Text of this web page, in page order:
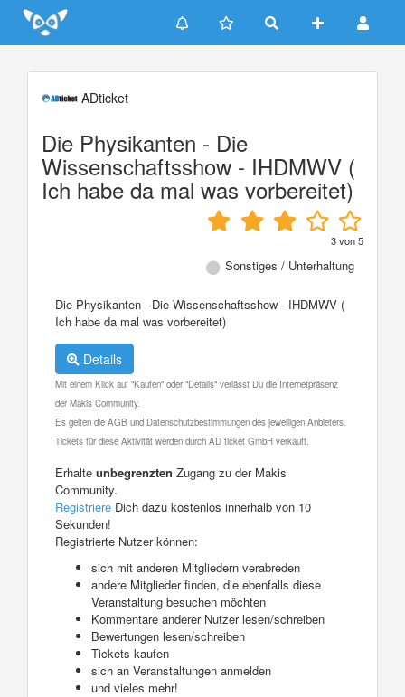
Update cookies preferences
ADticket
Die Physikanten - Die
Wissenschaftsshow - IHDMWV (
Ich habe da mal was vorbereitet)
3von5
Sonstiges / Unterhaltung
Die Physikanten - Die Wissenschaftsshow - IHDMWV (
Ich habe da mal was vorbereitet)
Details
Mit einem Klick auf "Kaufen" oder "Details" verlässt Du die Internetpräsenz
der Makis Community.
Es gelten die AGB und Datenschutzbestimmungen des jeweiligen Anbieters.
Tickets für diese Aktivität werden durch AD ticket GmbH verkauft.
Erhalte unbegrenzten Zugang zu der Makis
Community.
Registriere Dich dazu kostenlos innerhalb von 10
Sekunden!
Registrierte Nutzer können:
sich mit anderen Mitgliedern verabreden
andere Mitglieder finden, die ebenfalls diese
Veranstaltung besuchen möchten
Kommentare anderer Nutzer lesen/schreiben
Bewertungen lesen/schreiben
Tickets kaufen
sich an Veranstaltungen anmelden
und vieles mehr!